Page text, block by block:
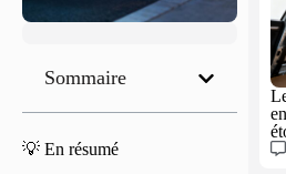
Sommaire
💡 En résumé